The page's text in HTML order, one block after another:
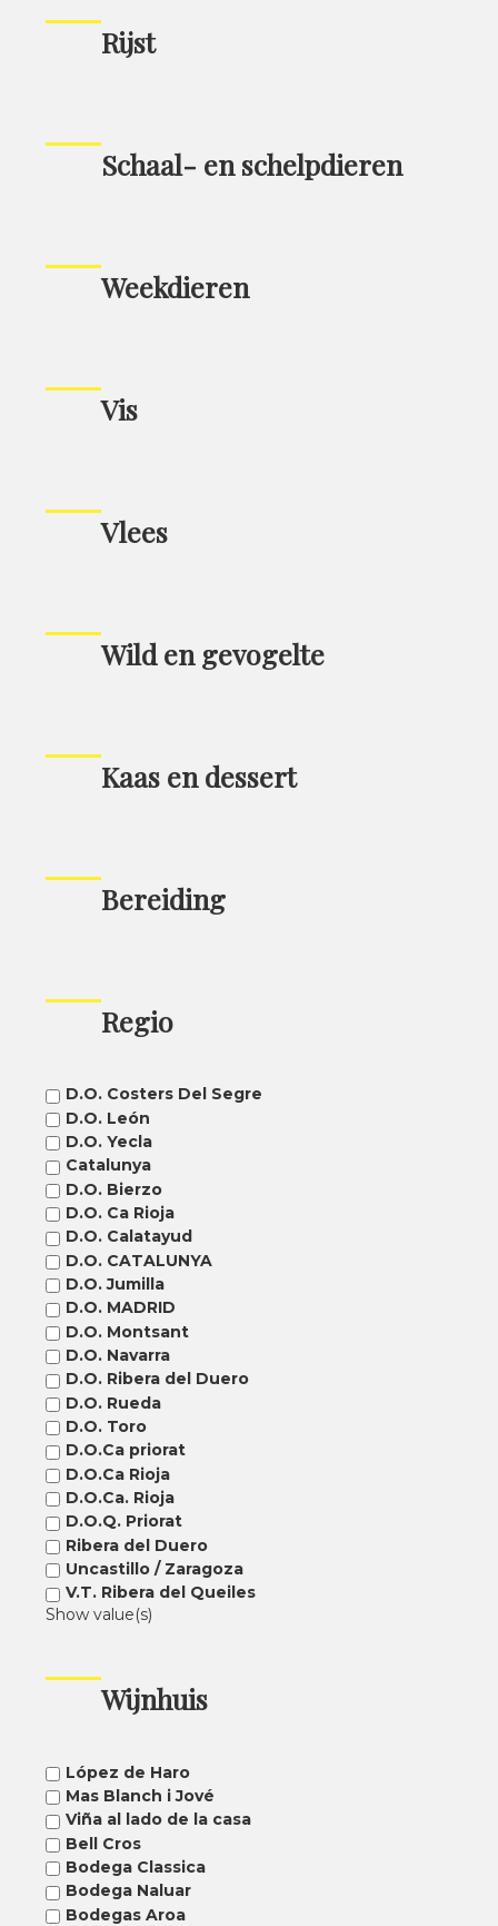
Rijst
Schaal- en schelpdieren
Weekdieren
Vis
Vlees
Wild en gevogelte
Kaas en dessert
Bereiding
Regio
D.O. Costers Del Segre
D.O. León
D.O. Yecla
Catalunya
D.O. Bierzo
D.O. Ca Rioja
D.O. Calatayud
D.O. CATALUNYA
D.O. Jumilla
D.O. MADRID
D.O. Montsant
D.O. Navarra
D.O. Ribera del Duero
D.O. Rueda
D.O. Toro
D.O.Ca priorat
D.O.Ca Rioja
D.O.Ca. Rioja
D.O.Q. Priorat
Ribera del Duero
Uncastillo / Zaragoza
V.T. Ribera del Queiles
Show value(s)
Wijnhuis
López de Haro
Mas Blanch i Jové
Viña al lado de la casa
Bell Cros
Bodega Classica
Bodega Naluar
Bodegas Aroa